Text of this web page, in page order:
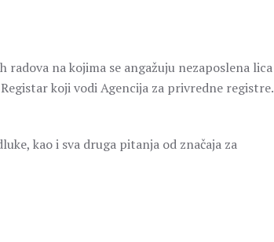
radova na kojima se angažuju nezaposlena lica
koji vodi Agencija za privredne registre.
kao i sva druga pitanja od značaja za